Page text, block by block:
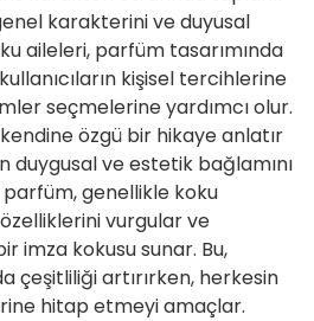
karakterini ve duyusal
aileleri, parfüm tasarımında
kişisel tercihlerine
seçmelerine yardımcı olur.
özgü bir hikaye anlatır
duygusal ve estetik bağlamını
genellikle koku
vurgular ve
imza kokusu sunar. Bu,
çeşitliliği artırırken, herkesin
hitap etmeyi amaçlar.